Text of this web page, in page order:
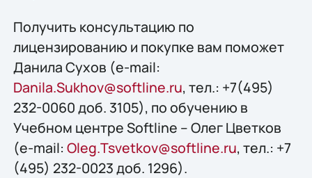
Получить конcультацию по
лицензированию и покупке вам поможет
Данила Сухов (e-mail:
Danila.Sukhov@softline.ru, тел.: +7(495)
232-0060 доб. 3105), по обучению в
Учебном центре Softline – Олег Цветков
(e-mail: Oleg.Tsvetkov@softline.ru, тел.: +7
(495) 232-0023 доб. 1296).